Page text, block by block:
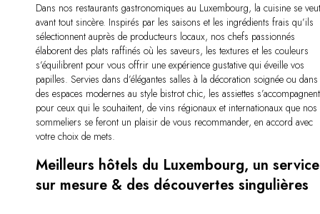
Dans nos restaurants gastronomiques au Luxembourg, la cuisine se
avant tout sincère. Inspirés par les saisons et les ingrédients frais qu’ils
sélectionnent auprès de producteurs locaux, nos chefs passionnés
élaborent des plats raffinés où les saveurs, les textures et les couleurs
s’équilibrent pour vous offrir une expérience gustative qui éveille vos
papilles. Servies dans d’élégantes salles à la décoration soignée ou dans
des espaces modernes au style bistrot chic, les assiettes
pour ceux qui le souhaitent, de vins régionaux et internationaux que nos
sommeliers se feront un plaisir de vous recommander, en accord avec
votre choix de mets.
Meilleurs hôtels du Luxembourg, un service
sur mesure & des découvertes singulières